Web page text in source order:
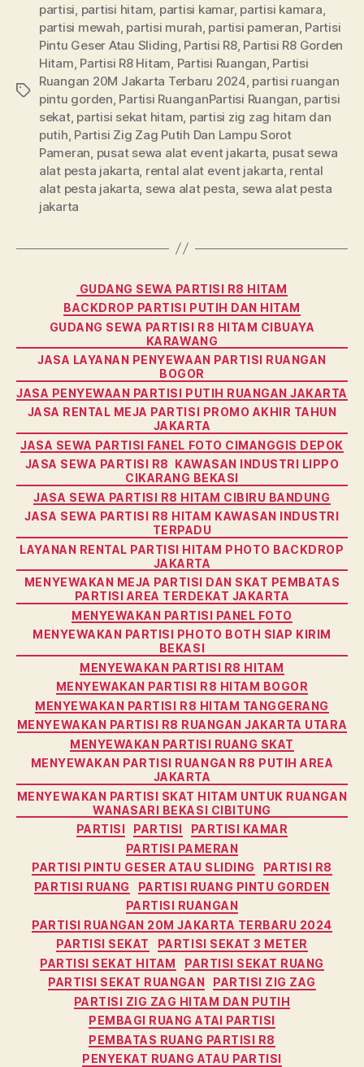
Tags
partisi, partisi hitam, partisi kamar, partisi kamara,
partisi mewah, partisi murah, partisi pameran, Partisi
Pintu Geser Atau Sliding, Partisi R8, Partisi R8 Gorden
Hitam, Partisi R8 Hitam, Partisi Ruangan, Partisi
Ruangan 20M Jakarta Terbaru 2024, partisi ruangan
pintu gorden, Partisi RuanganPartisi Ruangan, partisi
sekat, partisi sekat hitam, partisi zig zag hitam dan
putih, Partisi Zig Zag Putih Dan Lampu Sorot
Pameran, pusat sewa alat event jakarta, pusat sewa
alat pesta jakarta, rental alat event jakarta, rental
alat pesta jakarta, sewa alat pesta, sewa alat pesta
jakarta
Categories
GUDANG SEWA PARTISI R8 HITAM
BACKDROP PARTISI PUTIH DAN HITAM
GUDANG SEWA PARTISI R8 HITAM CIBUAYA
KARAWANG
JASA LAYANAN PENYEWAAN PARTISI RUANGAN
BOGOR
JASA PENYEWAAN PARTISI PUTIH RUANGAN JAKARTA
JASA RENTAL MEJA PARTISI PROMO AKHIR TAHUN
JAKARTA
JASA SEWA PARTISI FANEL FOTO CIMANGGIS DEPOK
JASA SEWA PARTISI R8 KAWASAN INDUSTRI LIPPO
CIKARANG BEKASI
JASA SEWA PARTISI R8 HITAM CIBIRU BANDUNG
JASA SEWA PARTISI R8 HITAM KAWASAN INDUSTRI
TERPADU
LAYANAN RENTAL PARTISI HITAM PHOTO BACKDROP
JAKARTA
MENYEWAKAN MEJA PARTISI DAN SKAT PEMBATAS
PARTISI AREA TERDEKAT JAKARTA
MENYEWAKAN PARTISI PANEL FOTO
MENYEWAKAN PARTISI PHOTO BOTH SIAP KIRIM
BEKASI
MENYEWAKAN PARTISI R8 HITAM
MENYEWAKAN PARTISI R8 HITAM BOGOR
MENYEWAKAN PARTISI R8 HITAM TANGGERANG
MENYEWAKAN PARTISI R8 RUANGAN JAKARTA UTARA
MENYEWAKAN PARTISI RUANG SKAT
MENYEWAKAN PARTISI RUANGAN R8 PUTIH AREA
JAKARTA
MENYEWAKAN PARTISI SKAT HITAM UNTUK RUANGAN
WANASARI BEKASI CIBITUNG
PARTISI
PARTISI
PARTISI KAMAR
PARTISI PAMERAN
PARTISI PINTU GESER ATAU SLIDING
PARTISI R8
PARTISI RUANG
PARTISI RUANG PINTU GORDEN
PARTISI RUANGAN
PARTISI RUANGAN 20M JAKARTA TERBARU 2024
PARTISI SEKAT
PARTISI SEKAT 3 METER
PARTISI SEKAT HITAM
PARTISI SEKAT RUANG
PARTISI SEKAT RUANGAN
PARTISI ZIG ZAG
PARTISI ZIG ZAG HITAM DAN PUTIH
PEMBAGI RUANG ATAI PARTISI
PEMBATAS RUANG PARTISI R8
PENYEKAT RUANG ATAU PARTISI